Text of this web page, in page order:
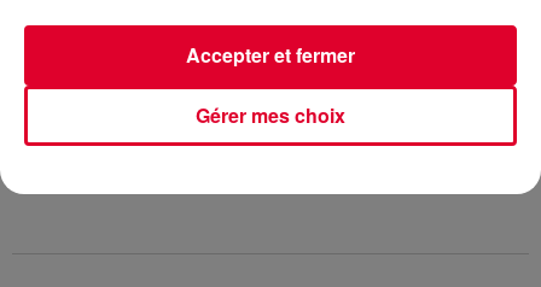
Gérer mes choix
Accepter et fermer